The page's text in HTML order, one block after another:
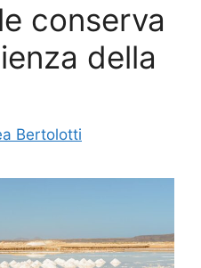
conserva
della
Bertolotti